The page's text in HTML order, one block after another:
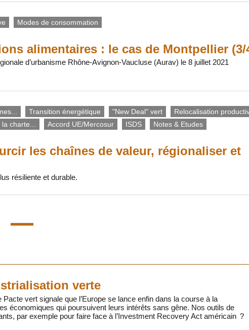
Modes de consommation
alimentaires : le cas de Montpellier (3/
d’urbanisme Rhône-Avignon-Vaucluse (Aurav) le 8 juillet 2021
Transition énergétique "New Deal" vert
Relocalisation
charte... Accord UE/Mercosur ISDS Notes & Etudes
les chaînes de valeur, régionaliser et
résiliente et durable.
verte
Pacte vert signale que l’Europe se lance enfin dans la course à la
économiques qui poursuivent leurs intérêts sans gêne. Nos outils de
par exemple pour faire face à l’Investment Recovery Act américain ?